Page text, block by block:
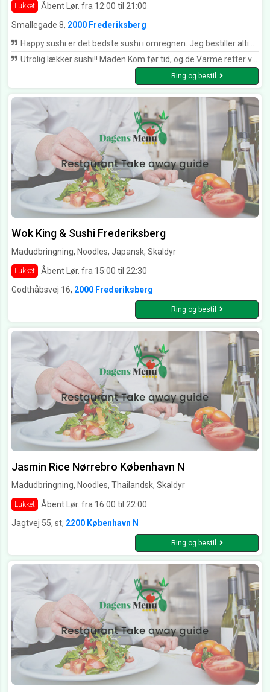
Lukket Åbent Lør. fra 12:00 til 21:00
Smallegade 8, 2000 Frederiksberg
Happy sushi er det bedste sushi i omregnen. Jeg bestiller altid den med reje indeni og avokado uden på. Det er en dyr rulle men den sidder lige i skabet hver gang! Deres sushi er altid frisk og lækker, og personalet er så flinke.
Utrolig lækker sushi!! Maden Kom før tid, og de Varme retter var “Varme”. Det er ikke sidste gang vi bestiller herfra!
Ring og bestil
Wok King & Sushi Frederiksberg
Madudbringning, Noodles, Japansk, Skaldyr
Lukket
Åbent Lør. fra 15:00 til 22:30
Godthåbsvej 16, 2000 Frederiksberg
Ring og bestil
Jasmin Rice Nørrebro København N
Madudbringning, Noodles, Thailandsk, Skaldyr
Lukket
Åbent Lør. fra 16:00 til 22:00
Jagtvej 55, st, 2200 København N
Ring og bestil